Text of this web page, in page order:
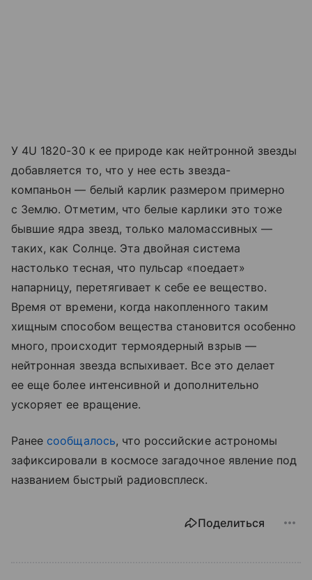
У 4U 1820-30 к ее природе как нейтронной звезды
добавляется то, что у нее есть звезда-
компаньон — белый карлик размером примерно
с Землю. Отметим, что белые карлики это тоже
бывшие ядра звезд, только маломассивных —
таких, как Солнце. Эта двойная система
настолько тесная, что пульсар «поедает»
напарницу, перетягивает к себе ее вещество.
Время от времени, когда накопленного таким
хищным способом вещества становится особенно
много, происходит термоядерный взрыв —
нейтронная звезда вспыхивает. Все это делает
ее еще более интенсивной и дополнительно
ускоряет ее вращение.
Ранее сообщалось, что российские астрономы
зафиксировали в космосе загадочное явление под
названием быстрый радиовсплеск.
Поделиться